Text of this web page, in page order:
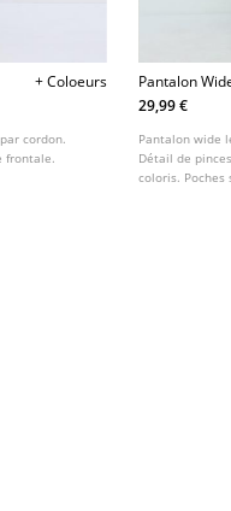
+ Coloeurs
cordon.
frontale.
Pantalon
Doux
29,99 €
Pantalon wide
Détail de
coloris. Poches